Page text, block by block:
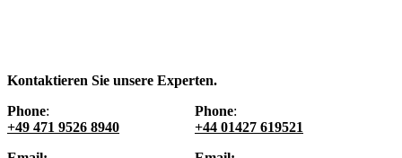
Kontaktieren Sie unsere Experten.
Phone:
+49 471 9526 8940
Phone:
+44 01427 619521